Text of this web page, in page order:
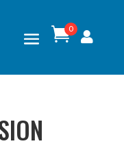
0
